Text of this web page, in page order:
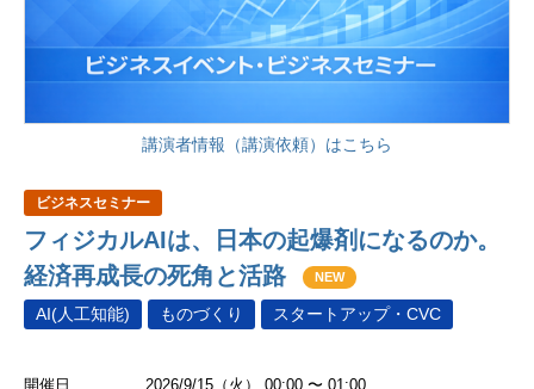
講演者情報（講演依頼）はこちら
ビジネスセミナー
フィジカルAIは、日本の起爆剤になるのか。
経済再成長の死角と活路
NEW
AI(人工知能) ものづくり スタートアップ・CVC
開催日 2026/9/15（火） 00:00 〜 01:00